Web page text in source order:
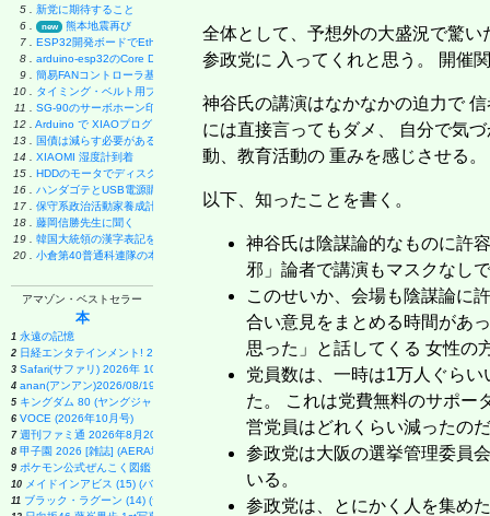
5 .
新党に期待すること
6 .
new
熊本地震再び
7 .
ESP32開発ボードでEthernet実験
8 .
arduino-esp32のCore Debug Level
9 .
簡易FANコントローラ基板
10 .
タイミング・ベルト用プーリーの製作
11 .
SG-90のサーボホーン印刷
12 .
Arduino で XIAOプログラミング
13 .
国債は減らす必要があるのか
14 .
XIAOMI 湿度計到着
15 .
HDDのモータでディスク・グラインダー製作
16 .
ハンダゴテとUSB電源購入
17 .
保守系政治活動家養成計画
18 .
藤岡信勝先生に聞く
19 .
韓国大統領の漢字表記をやめよう
20 .
小倉第40普通科連隊の本
アマゾン・ベストセラー
本
1 永遠の記憶
2 日経エンタテインメント! 2026年 9 月号増刊【表紙：EBiDAN】
3 Safari(サファリ) 2026年 10 月号増刊 Special Edition [COVER:平野紫耀]
4 anan(アンアン)2026/08/19号 No.2507[愛とSEX／寺西拓人]
5 キングダム 80 (ヤングジャンプコミックス)
6 VOCE (2026年10月号)
7 週刊ファミ通 2026年8月20・27日合併号 No.1959
8 甲子園 2026 [雑誌] (AERA増刊)
9 ポケモン公式ぜんこく図鑑 1996-2026
10 メイドインアビス (15) (バンブーコミックス)
11 ブラック・ラグーン (14) (サンデーGXコミックス)
全体として、予想外の大盛況で驚
参政党に 入ってくれと思う。 開催
神谷氏の講演はなかなかの迫力で
には直接言ってもダメ、 自分で気
動、教育活動の 重みを感じさせる。
以下、知ったことを書く。
神谷氏は陰謀論的なものに許
邪」論者で講演もマスクなし
このせいか、会場も陰謀論に
合い意見をまとめる時間があ
思った」と話してくる 女性の
党員数は、一時は1万人ぐら
た。 これは党費無料のサポー
営党員はどれくらい減ったの
参政党は大阪の選挙管理委員
いる。
参政党は、とにかく人を集め